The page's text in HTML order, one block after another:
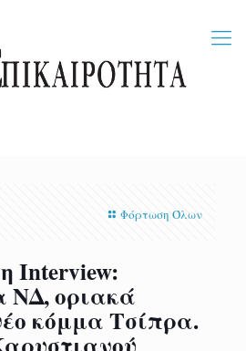
Φόρτωση Όλων
Interview:
ΝΔ, οριακά
κόμμα Τσίπρα.